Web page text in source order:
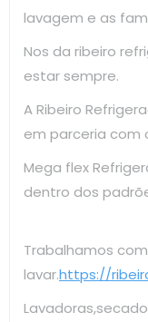
lavagem e as
Nos da ribeiro
estar sempre.
A Ribeiro
em parceria com
Mega flex
dentro
Trabalhamos
lavar.https://